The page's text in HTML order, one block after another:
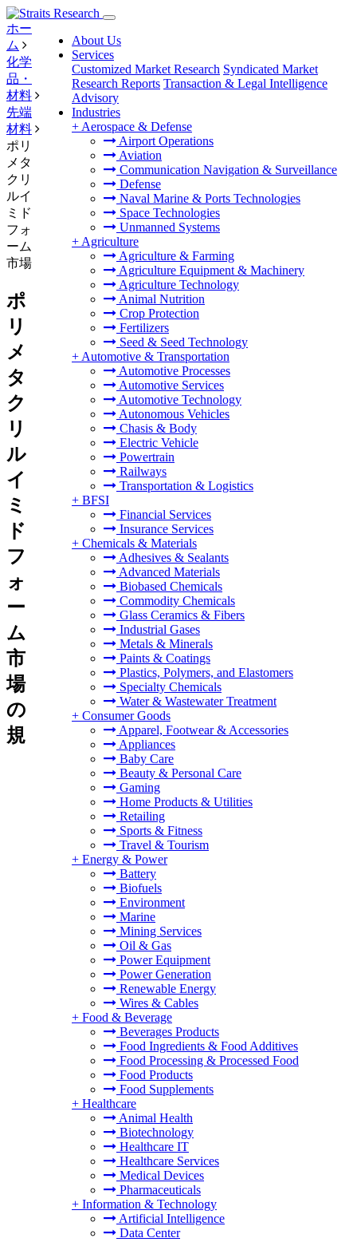
About Us
Services
Customized Market Research Syndicated Market
Research Reports Transaction & Legal Intelligence
Advisory
Industries
+ Aerospace & Defense
Airport Operations
Aviation
Communication Navigation & Surveillance
Defense
Naval Marine & Ports Technologies
Space Technologies
Unmanned Systems
+ Agriculture
Agriculture & Farming
Agriculture Equipment & Machinery
Agriculture Technology
Animal Nutrition
Crop Protection
Fertilizers
Seed & Seed Technology
+ Automotive & Transportation
Automotive Processes
Automotive Services
Automotive Technology
Autonomous Vehicles
Chasis & Body
Electric Vehicle
Powertrain
Railways
Transportation & Logistics
+ BFSI
Financial Services
Insurance Services
+ Chemicals & Materials
Adhesives & Sealants
Advanced Materials
Biobased Chemicals
Commodity Chemicals
Glass Ceramics & Fibers
Industrial Gases
Metals & Minerals
Paints & Coatings
Plastics, Polymers, and Elastomers
Specialty Chemicals
Water & Wastewater Treatment
+ Consumer Goods
Apparel, Footwear & Accessories
Appliances
Baby Care
Beauty & Personal Care
Gaming
Home Products & Utilities
Retailing
Sports & Fitness
Travel & Tourism
+ Energy & Power
Battery
Biofuels
Environment
Marine
Mining Services
Oil & Gas
Power Equipment
Power Generation
Renewable Energy
Wires & Cables
+ Food & Beverage
Beverages Products
Food Ingredients & Food Additives
Food Processing & Processed Food
Food Products
Food Supplements
+ Healthcare
Animal Health
Biotechnology
Healthcare IT
Healthcare Services
Medical Devices
Pharmaceuticals
+ Information & Technology
Artificial Intelligence
Data Center
ホー
ム
化学
品・
材料
先端
材料
ポリ
メタ
クリ
ルイ
ミド
フォ
ーム
市場
ポ
リ
メ
タ
ク
リ
ル
イ
ミ
ド
フ
ォ
ー
ム
市
場
の
規